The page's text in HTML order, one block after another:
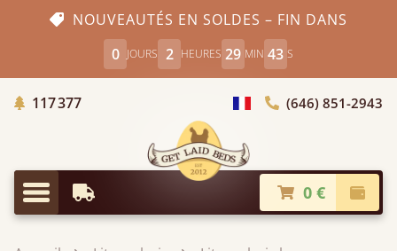
NOUVEAUTÉS EN SOLDES – FIN DANS
0 JOURS 2 HEURES 29 MIN 41 S
117 377Arbres Plantés
Choisir le pays(646) 851-2943
Menu
Livraison à partir de 0 €